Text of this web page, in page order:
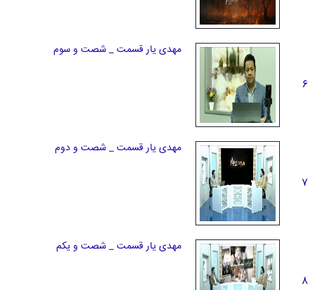
6
مهدی یار قسمت _ شصت و سوم
7
مهدی یار قسمت _ شصت و دوم
8
مهدی یار قسمت _ شصت و یکم